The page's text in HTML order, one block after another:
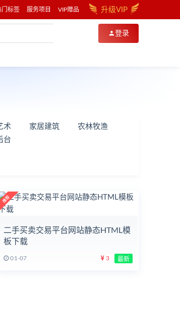
门标签 服务项目 VIP赠品 升级VIP
登录
术 家居建筑
农林牧渔
台
二手买卖交易平台网站静态HTML模
板下载
01-07 3 最新